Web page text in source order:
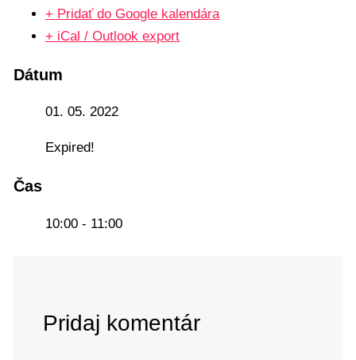
+ Pridať do Google kalendára
+ iCal / Outlook export
Dátum
01. 05. 2022
Expired!
Čas
10:00 - 11:00
Pridaj komentár